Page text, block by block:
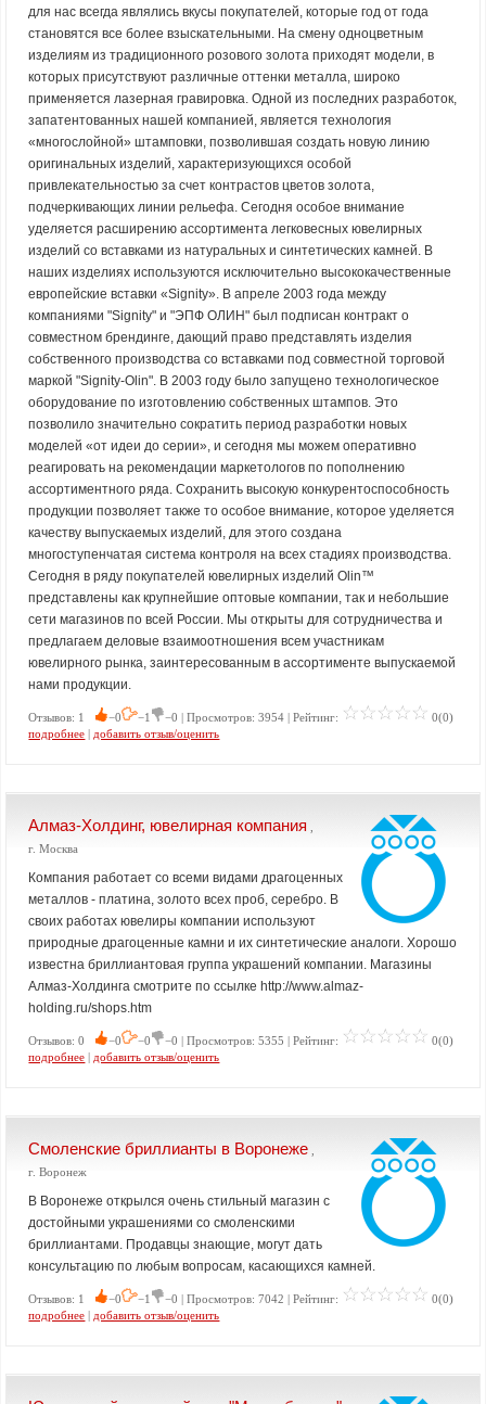
для нас всегда являлись вкусы покупателей, которые год от года
становятся все более взыскательными. На смену одноцветным
изделиям из традиционного розового золота приходят модели, в
которых присутствуют различные оттенки металла, широко
применяется лазерная гравировка. Одной из последних разработок,
запатентованных нашей компанией, является технология
«многослойной» штамповки, позволившая создать новую линию
оригинальных изделий, характеризующихся особой
привлекательностью за счет контрастов цветов золота,
подчеркивающих линии рельефа. Сегодня особое внимание
уделяется расширению ассортимента легковесных ювелирных
изделий со вставками из натуральных и синтетических камней. В
наших изделиях используются исключительно высококачественные
европейские вставки «Signity». В апреле 2003 года между
компаниями "Signity" и "ЭПФ ОЛИН" был подписан контракт о
совместном брендинге, дающий право представлять изделия
собственного производства со вставками под совместной торговой
маркой "Signity-Olin". В 2003 году было запущено технологическое
оборудование по изготовлению собственных штампов. Это
позволило значительно сократить период разработки новых
моделей «от идеи до серии», и сегодня мы можем оперативно
реагировать на рекомендации маркетологов по пополнению
ассортиментного ряда. Сохранить высокую конкурентоспособность
продукции позволяет также то особое внимание, которое уделяется
качеству выпускаемых изделий, для этого создана
многоступенчатая система контроля на всех стадиях производства.
Сегодня в ряду покупателей ювелирных изделий Olin™
представлены как крупнейшие оптовые компании, так и небольшие
сети магазинов по всей России. Мы открыты для сотрудничества и
предлагаем деловые взаимоотношения всем участникам
ювелирного рынка, заинтересованным в ассортименте выпускаемой
нами продукции.
Отзывов: 1 −0 −1 −0 | Просмотров: 3954 | Рейтинг:
0(0)
подробнее | добавить отзыв/оценить
Алмаз-Холдинг, ювелирная компания
г. Москва
Компания работает со всеми видами драгоценных
металлов - платина, золото всех проб, серебро. В
своих работах ювелиры компании используют
природные драгоценные камни и их синтетические аналоги. Хорошо
известна бриллиантовая группа украшений компании. Магазины
Алмаз-Холдинга смотрите по ссылке http://www.almaz-
holding.ru/shops.htm
Отзывов: 0 −0 −0 −0 | Просмотров: 5355 | Рейтинг:
0(0)
подробнее | добавить отзыв/оценить
Смоленские бриллианты в Воронеже
г. Воронеж
В Воронеже открылся очень стильный магазин с
достойными украшениями со смоленскими
бриллиантами. Продавцы знающие, могут дать
консультацию по любым вопросам, касающихся камней.
Отзывов: 1 −0 −1 −0 | Просмотров: 7042 | Рейтинг:
0(0)
подробнее | добавить отзыв/оценить